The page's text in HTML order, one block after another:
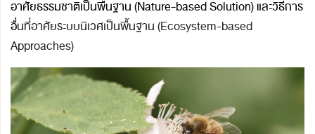
อาศัยธรรมชาติเป็นพื้นฐาน (Nature-based Solution) และวิธีการ
อื่นที่อาศัยระบบนิเวศเป็นพื้นฐาน (Ecosystem-based
Approaches)